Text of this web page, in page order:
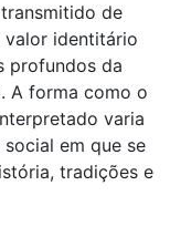
de
valor identitário
profundos da
A forma como o
varia
em que se
tradições e